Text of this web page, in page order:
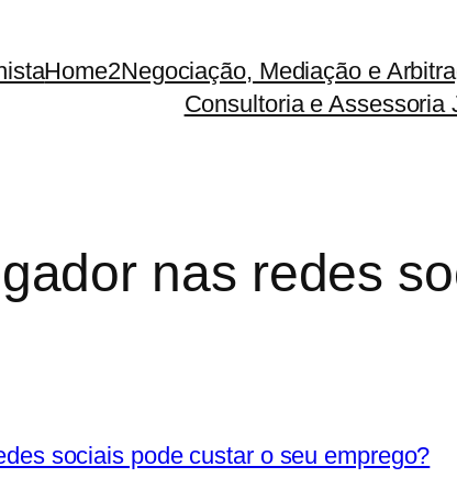
Home2Negociação, Mediação e
Consultoria e Assessoria
nas redes